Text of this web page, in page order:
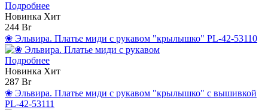
Подробнее
Новинка Хит
244 Br
❀ Эльвира. Платье миди с рукавом "крылышко" PL-42-53110
Подробнее
Новинка Хит
287 Br
❀ Эльвира. Платье миди с рукавом "крылышко" с вышивкой
PL-42-53111